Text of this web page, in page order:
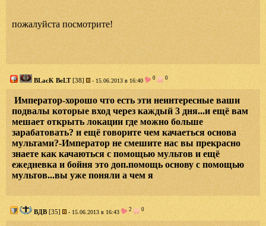
пожалуйста посмотрите!
BLacK BeLT[38] - 15.06.2013 в 16:40 0 0
Император-хорошо что есть эти неинтересные ваши
подвалы которые вход через каждый 3 дня...и ещё вам
мешает открыть локации где можно больше
зарабатовать? и ещё говорите чем качаеться основа
мультами?-Император не смешите нас вы прекрасно
знаете как качаються с помощью мультов и ещё
ежедневка и бойня это доп.помощь основу с помощью
мультов...вы уже поняли а чем я
ВДВ [35] - 15.06.2013 в 16:43 2 0